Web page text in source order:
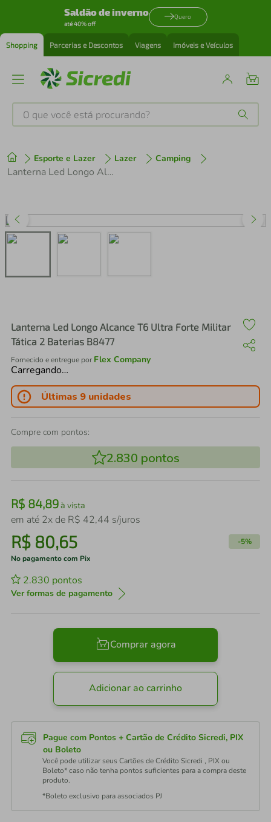
Saldão de inverno
até 40% off
Quero
Shopping Parcerias e Descontos Viagens Imóveis e Veículos
O que você está procurando?
Esporte e Lazer Lazer Camping
Lanterna Led Longo Alcance T6 Ultra Forte Militar Tática 2 Baterias B8477
Lanterna Led Longo Alcance T6 Ultra Forte Militar
Tática 2 Baterias B8477
Fornecido e entregue por Flex Company
Carregando…
Últimas 9 unidades
Compre com pontos:
2.830 pontos
R$ 84,89à vista
em até 2x de R$ 42,44 s/juros
R$ 80,65 -5%
No pagamento com Pix
2.830 pontos
Ver formas de pagamento
Comprar agora
Adicionar ao carrinho
Pague com Pontos + Cartão de Crédito Sicredi, PIX
ou Boleto
Você pode utilizar seus Cartões de Crédito Sicredi , PIX ou
Boleto* caso não tenha pontos suficientes para a compra deste
produto.
*Boleto exclusivo para associados PJ
1º tenis
perfume